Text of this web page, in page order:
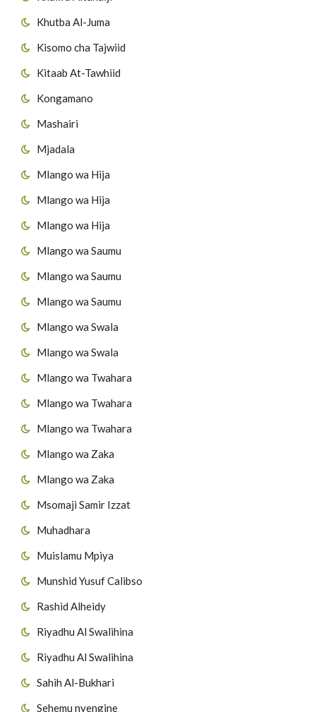
Khutba Al-Juma
Kisomo cha Tajwiid
Kitaab At-Tawhiid
Kongamano
Mashairi
Mjadala
Mlango wa Hija
Mlango wa Hija
Mlango wa Hija
Mlango wa Saumu
Mlango wa Saumu
Mlango wa Saumu
Mlango wa Swala
Mlango wa Swala
Mlango wa Twahara
Mlango wa Twahara
Mlango wa Twahara
Mlango wa Zaka
Mlango wa Zaka
Msomaji Samir Izzat
Muhadhara
Muislamu Mpiya
Munshid Yusuf Calibso
Rashid Alheidy
Riyadhu Al Swalihina
Riyadhu Al Swalihina
Sahih Al-Bukhari
Sehemu nyengine